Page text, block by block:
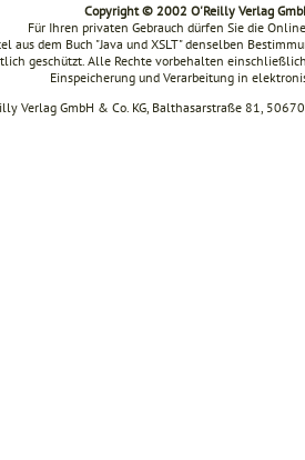
Copyright © 2002 O'Reilly Verlag
Für Ihren privaten Gebrauch dürfen Sie die
aus dem Buch "Java und XSLT" denselben
geschützt. Alle Rechte vorbehalten
Einspeicherung und Verarbeitung in
Verlag GmbH & Co. KG, Balthasarstraße 81, 50670